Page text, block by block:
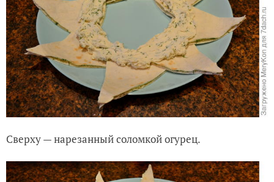
Сверху — нарезанный соломкой огурец.